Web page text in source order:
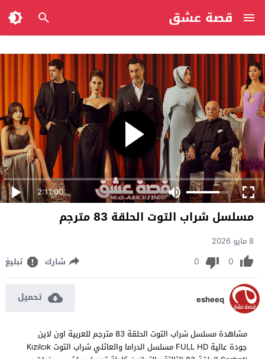
قصة عشق
2:11:00
مسلسل شراب التوت الحلقة 83 مترجم
8 مايو 2026
0
0 شارك تبليغ
esheeq تحميل
مشاهدة مسلسل شراب التوت الحلقة 83 مترجم للعربية اون لاين
جودة عالية FULL HD مسلسل الدراما والعائلي شراب التوت Kızılcık